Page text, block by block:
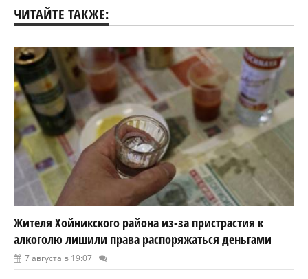
ЧИТАЙТЕ ТАКЖЕ:
Жителя Хойникского района из-за пристрастия к
алкоголю лишили права распоряжаться деньгами
7 августа в 19:07 +